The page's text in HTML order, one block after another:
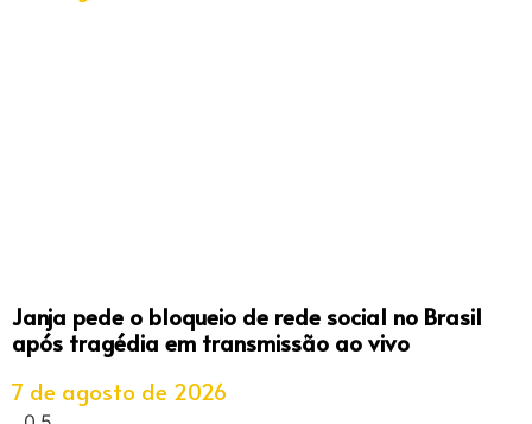
Janja pede o bloqueio de rede social no Brasil
após tragédia em transmissão ao vivo
7 de agosto de 2026